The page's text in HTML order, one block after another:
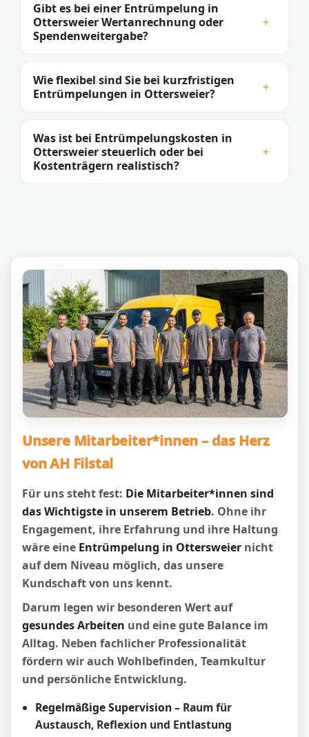
Gibt es bei einer Entrümpelung in
Ottersweier Wertanrechnung oder
Spendenweitergabe?
+
Wie flexibel sind Sie bei kurzfristigen
Entrümpelungen in Ottersweier?
+
Was ist bei Entrümpelungskosten in
Ottersweier steuerlich oder bei
Kostenträgern realistisch?
+
Unsere Mitarbeiter*innen – das Herz
von AH Filstal
Für uns steht fest: Die Mitarbeiter*innen sind
das Wichtigste in unserem Betrieb. Ohne ihr
Engagement, ihre Erfahrung und ihre Haltung
wäre eine Entrümpelung in Ottersweier nicht
auf dem Niveau möglich, das unsere
Kundschaft von uns kennt.
Darum legen wir besonderen Wert auf
gesundes Arbeiten und eine gute Balance im
Alltag. Neben fachlicher Professionalität
fördern wir auch Wohlbefinden, Teamkultur
und persönliche Entwicklung.
Regelmäßige Supervision– Raum für
Austausch, Reflexion und Entlastung